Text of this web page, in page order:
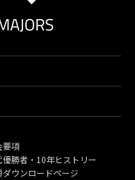
要項
優勝者・10年ヒストリー
ダウンロードページ